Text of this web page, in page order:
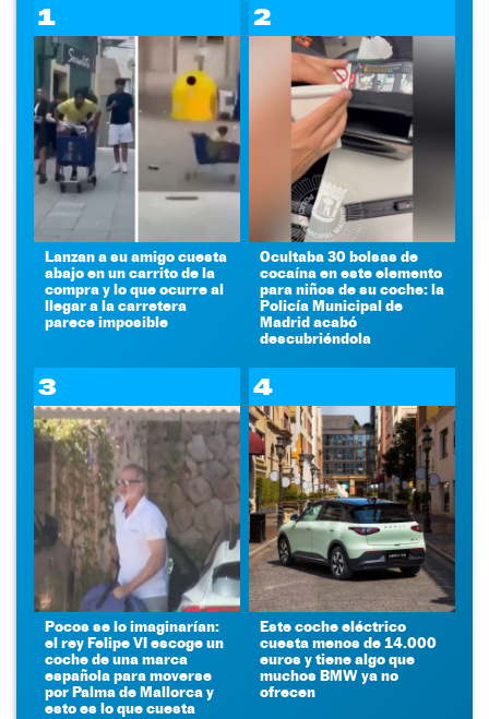
1
Lanzan a su amigo cuesta
abajo en un carrito de la
compra y lo que ocurre al
llegar a la carretera
parece imposible
2
Ocultaba 30 bolsas de
cocaína en este elemento
para niños de su coche: la
Policía Municipal de
Madrid acabó
descubriéndola
3
Pocos se lo imaginarían:
el rey Felipe VI escoge un
coche de una marca
española para moverse
por Palma de Mallorca y
esto es lo que cuesta
4
Este coche eléctrico
cuesta menos de 14.000
euros y tiene algo que
muchos BMW ya no
ofrecen